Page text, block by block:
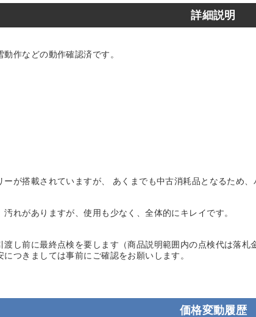
詳細説明
作などの動作確認済です。
が搭載されていますが、 あくまでも中古消耗品となるため
れがありますが、使用も少なく、全体的にキレイです。
渡し前に最終点検を要します（商品説明範囲内の点検代は落札
つきましては事前にご確認をお願いします。
価格変動履歴